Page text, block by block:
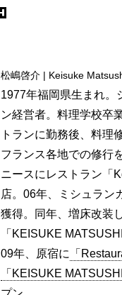
松嶋啓介 | Keisuke
1977年福岡県生まれ。
ン経営者。料理学校卒
トランに勤務後、料理
フランス各地での修行
ニースにレストラン「
店。06年、ミシュラン
獲得。同年、増床改装
「KEISUKE
09年、原宿に 「
「KEISUKE